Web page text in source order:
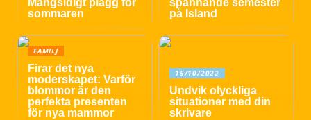
Mångsidigt plagg för
sommaren
spännande semester
på Island
FAMILJ
Firar det nya
moderskapet: Varför
blommor är den
perfekta presenten
för nya mammor
15/10/2022
Undvik olyckliga
situationer med din
skrivare